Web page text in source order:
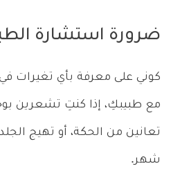
ضرورة استشارة
كوني على معرفة بأي تغيرات
مع طبيبكِ، إذا كنتِ تشعرين
تعانين من الحكة، أو تهيج
شهر.